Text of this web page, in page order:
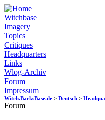
Witchbase
Imagery
Topics
Critiques
Headquarters
Links
Wlog-Archiv
Forum
Impressum
Witch.BarksBase.de > Deutsch >
Forum